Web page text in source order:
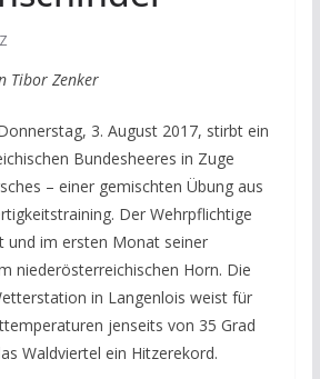
Tibor Zenker
3. August 2017, stirbt ein
Bundesheeres in Zuge
– einer gemischten Übung aus
Der Wehrpflichtige
und im ersten Monat seiner
niederösterreichischen Horn. Die
in Langenlois weist für
jenseits von 35 Grad
Waldviertel ein Hitzerekord.